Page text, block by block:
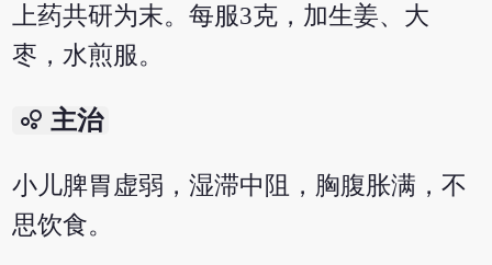
上药共研为末。每服3克，加生姜、大
枣，水煎服。
bubble_chart 主治
小儿脾胃虚弱，湿滞中阻，胸腹胀满，不
思饮食。